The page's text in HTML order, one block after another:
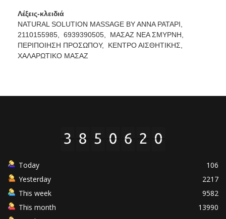
Λέξεις-κλειδιά
NATURAL SOLUTION MASSAGE BY ANNA PATAPI,
2110155985,
6939390505,
ΜΑΣΑΖ ΝΕΑ ΣΜΥΡΝΗ,
ΠΕΡΙΠΟΙΗΣΗ ΠΡΟΣΩΠΟΥ,
ΚΕΝΤΡΟ ΑΙΣΘΗΤΙΚΗΣ,
ΧΑΛΑΡΩΤΙΚΟ ΜΑΣΑΖ
Today
106
Yesterday
2217
This week
9582
This month
13990